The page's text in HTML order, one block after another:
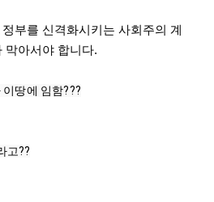
부를 신격화시키는 사회주의 계
막아서야 합니다.
땅에 임함???
고??